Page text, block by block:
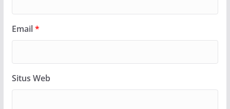
Email*
Situs Web